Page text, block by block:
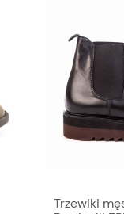
Trzewiki